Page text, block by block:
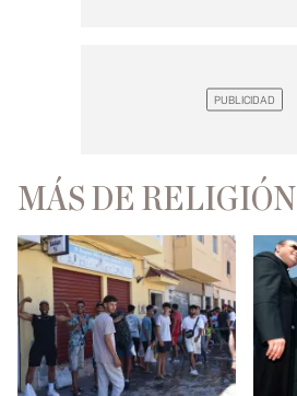
MÁS DE RELIGIÓN